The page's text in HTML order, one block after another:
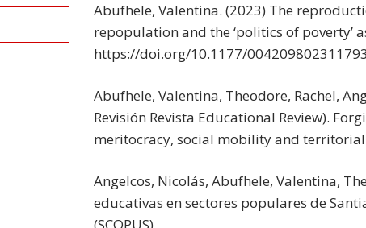
Abufhele, Valentina. (2023) The
repopulation and the ‘politics of poverty’
https://doi.org/10.1177/
Abufhele, Valentina, Theodore, Rachel,
Revisión Revista Educational Review).
meritocracy, social mobility and territorial
Angelcos, Nicolás, Abufhele, Valentina,
educativas en sectores populares de